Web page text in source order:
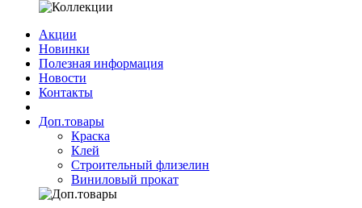
Акции
Новинки
Полезная информация
Новости
Контакты
Доп.товары
Краска
Клей
Строительный флизелин
Виниловый прокат